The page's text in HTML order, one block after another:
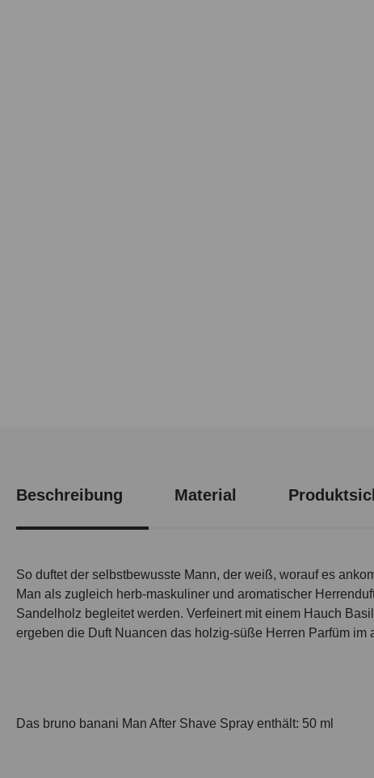
Beschreibung Material
So duftet der selbstbewusste Mann, der weiß, worauf es
Man als zugleich herb-maskuliner und aromatischer
Sandelholz begleitet werden. Verfeinert mit einem Hauch
ergeben die Duft Nuancen das holzig-süße Herren Parfüm im
Das bruno banani Man After Shave Spray enthält: 50 ml